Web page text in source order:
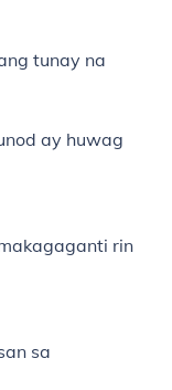
tunay na
ay huwag
rin
sa